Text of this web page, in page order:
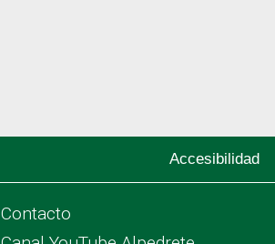
Accesibilidad
Contacto